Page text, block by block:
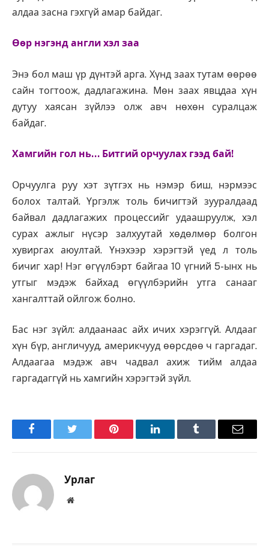
алдаа засна гэхгүй амар байдаг.
Өөр нэгэнд англи хэл заа
Энэ бол маш үр дүнтэй арга. Хүнд заах тутам өөрөө
сайн тогтоож, дадлагажина. Мөн заах явцдаа хүн
дутуу хаясан зүйлээ олж авч нөхөн суралцаж
байдаг.
Хамгийн гол нь… Битгий орчуулах гээд бай!
Орчуулга руу хэт зүтгэх нь нэмэр биш, нэрмээс
болох талтай. Үргэлж толь бичигтэй зууралдаад
байвал дадлагажих процессийг удаашруулж, хэл
сурах ажлыг нүсэр залхуутай хөдөлмөр болгон
хувиргах аюултай. Үнэхээр хэрэгтэй үед л толь
бичиг хар! Нэг өгүүлбэрт байгаа 10 үгний 5-ынх нь
утгыг мэдэж байхад өгүүлбэрийн утга санааг
хангалттай ойлгож болно.
Бас нэг зүйл: алдаанаас айх ичих хэрэггүй. Алдааг
хүн бүр, англичууд, америкчууд өөрсдөө ч гаргадаг.
Алдаагаа мэдэж авч чадвал ахиж тийм алдаа
гаргадаггүй нь хамгийн хэрэгтэй зүйл.
FacebookTwitter Pinterest LinkedInTumblr Имэйл
Урлаг
Вэбсайт